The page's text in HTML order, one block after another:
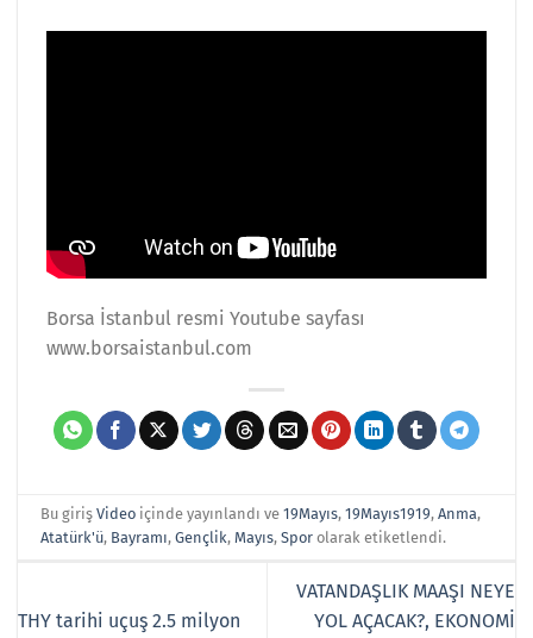
Borsa İstanbul resmi Youtube sayfası
www.borsaistanbul.com
Bu girişVideo içinde yayınlandı ve19Mayıs,19Mayıs1919,Anma,
Atatürk'ü, Bayramı,Gençlik,Mayıs,Spor olarak etiketlendi.
THY tarihi uçuş 2.5 milyon
VATANDAŞLIK MAAŞI NEYE
YOL AÇACAK?, EKONOMİ